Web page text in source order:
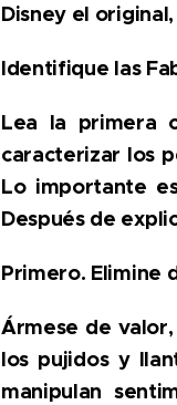
Disney el
Identifique las
Lea la primera
caracterizar los
Lo importante
Después de
Primero. Elimine
Ármese de
los pujidos y
manipulan